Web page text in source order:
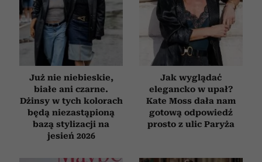
Już nie niebieskie,
białe ani czarne.
Dżinsy w tych kolorach
będą niezastąpioną
bazą stylizacji na
jesień 2026
Jak wyglądać
elegancko w upał?
Kate Moss dała nam
gotową odpowiedź
prosto z ulic Paryża